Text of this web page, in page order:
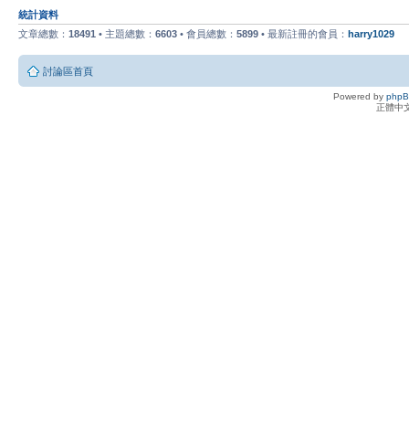
統計資料
文章總數： 18491 • 主題總數： 6603 • 會員總數： 5899 • 最新註冊的會員： harry1029
討論區首頁
Powered by
正體中